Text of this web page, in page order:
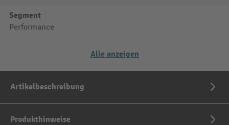
Segment
Performance
Alle anzeigen
Artikelbeschreibung
Produkthinweise